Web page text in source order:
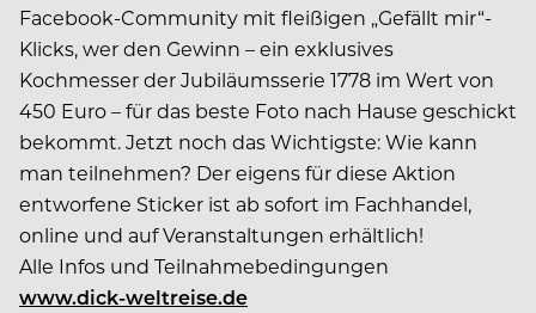
Facebook-Community mit fleißigen „Gefällt mir“-
Klicks, wer den Gewinn – ein exklusives
Kochmesser der Jubiläumsserie 1778 im Wert von
450 Euro – für das beste Foto nach Hause geschickt
bekommt. Jetzt noch das Wichtigste: Wie kann
man teilnehmen? Der eigens für diese Aktion
entworfene Sticker ist ab sofort im Fachhandel,
online und auf Veranstaltungen erhältlich!
Alle Infos und Teilnahmebedingungen
www.dick-weltreise.de